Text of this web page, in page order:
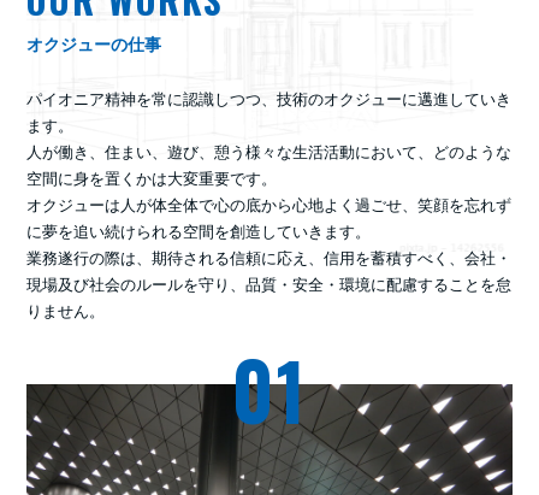
オクジューの仕事
パイオニア精神を常に認識しつつ、技術のオクジューに邁進していき
ます。
人が働き、住まい、遊び、憩う様々な生活活動において、どのような
空間に身を置くかは大変重要です。
オクジューは人が体全体で心の底から心地よく過ごせ、笑顔を忘れず
に夢を追い続けられる空間を創造していきます。
業務遂行の際は、期待される信頼に応え、信用を蓄積すべく、会社・
現場及び社会のルールを守り、品質・安全・環境に配慮することを怠
りません。
01